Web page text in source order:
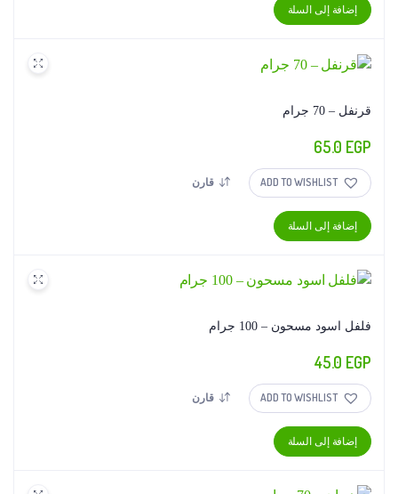
إضافة إلى السلة
قرنفل – 70 جرام
65.0 EGP
ADD TO WISHLIST قارن
إضافة إلى السلة
فلفل اسود مسحون – 100 جرام
45.0 EGP
ADD TO WISHLIST قارن
إضافة إلى السلة